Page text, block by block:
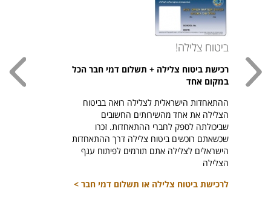
ביטוח צלילה!
רכישת ביטוח צלילה + תשלום דמי חבר הכל
במקום אחד
ההתאחדות הישראלית לצלילה רואה בביטוח
הצלילה את אחד מהשירותים החשובים
שביכולתה לספק לחברי ההתאחדות. זכרו
שכשאתם רוכשים ביטוח צלילה דרך ההתאחדות
הישראלים לצלילה אתם תורמים לפיתוח ענף
הצלילה
לרכישת ביטוח צלילה או תשלום דמי חבר >